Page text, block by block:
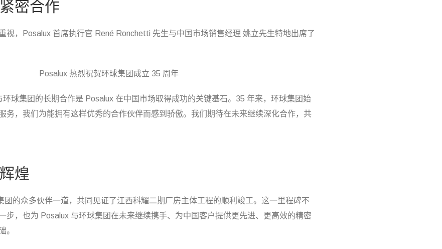
密合作
视，Posalux 首席执行官 René Ronchetti 先生与中国市场销售经理 姚立先生特地出席了
环球集团的长期合作是 Posalux 在中国市场取得成功的关键基石。35 年来，环球集团始
务，我们为能拥有这样优秀的合作伙伴而感到骄傲。我们期待在未来继续深化合作，共
煌
团的众多伙伴一道，共同见证了江西科耀二期厂房主体工程的顺利竣工。这一里程碑不
步，也为 Posalux 与环球集团在未来继续携手、为中国客户提供更先进、更高效的精密
。